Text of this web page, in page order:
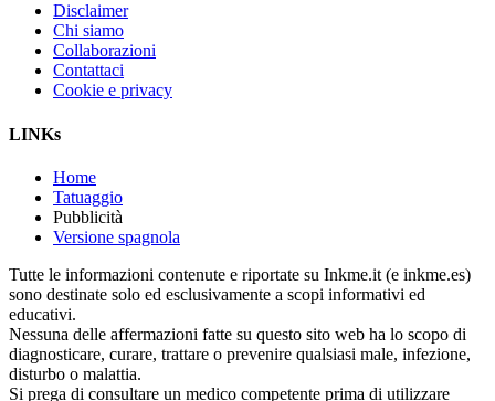
Disclaimer
Chi siamo
Collaborazioni
Contattaci
Cookie e privacy
LINKs
Home
Tatuaggio
Pubblicità
Versione spagnola
Tutte le informazioni contenute e riportate su Inkme.it (e inkme.es)
sono destinate solo ed esclusivamente a scopi informativi ed
educativi.
Nessuna delle affermazioni fatte su questo sito web ha lo scopo di
diagnosticare, curare, trattare o prevenire qualsiasi male, infezione,
disturbo o malattia.
Si prega di consultare un medico competente prima di utilizzare